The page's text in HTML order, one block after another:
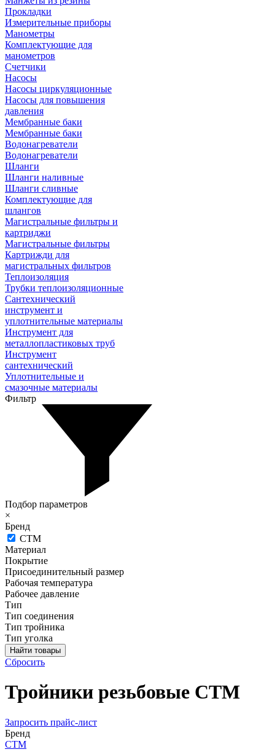
Тройники резьбовые СТМ
Запросить прайс-лист
Бренд
СТМ
Прокладки
Измерительные приборы
Манометры
Комплектующие для
манометров
Счетчики
Насосы
Насосы циркуляционные
Насосы для повышения
давления
Мембранные баки
Мембранные баки
Водонагреватели
Водонагреватели
Шланги
Шланги наливные
Шланги сливные
Комплектующие для
шлангов
Магистральные фильтры и
картриджи
Магистральные фильтры
Картрижди для
магистральных фильтров
Теплоизоляция
Трубки теплоизоляционные
Сантехнический
инструмент и
уплотнительные материалы
Инструмент для
металлопластиковых труб
Инструмент
сантехнический
Уплотнительные и
смазочные материалы
Фильтр
Подбор параметров
×
Бренд
СТМ
Материал
Покрытие
Присоединительный размер
Рабочая температура
Рабочее давление
Тип
Тип соединения
Тип тройника
Тип уголка
Сбросить